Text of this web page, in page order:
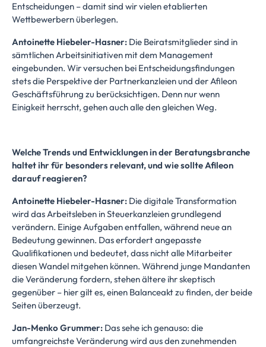
Entscheidungen – damit sind wir vielen etablierten
Wettbewerbern überlegen.
Antoinette Hiebeler-Hasner: Die Beiratsmitglieder sind in
sämtlichen Arbeitsinitiativen mit dem Management
eingebunden. Wir versuchen bei Entscheidungsfindungen
stets die Perspektive der Partnerkanzleien und der Afileon
Geschäftsführung zu berücksichtigen. Denn nur wenn
Einigkeit herrscht, gehen auch alle den gleichen Weg.
Welche Trends und Entwicklungen in der Beratungsbranche
haltet ihr für besonders relevant, und wie sollte Afileon
darauf reagieren?
Antoinette Hiebeler-Hasner: Die digitale Transformation
wird das Arbeitsleben in Steuerkanzleien grundlegend
verändern. Einige Aufgaben entfallen, während neue an
Bedeutung gewinnen. Das erfordert angepasste
Qualifikationen und bedeutet, dass nicht alle Mitarbeiter
diesen Wandel mitgehen können. Während junge Mandanten
die Veränderung fordern, stehen ältere ihr skeptisch
gegenüber – hier gilt es, einen Balanceakt zu finden, der beide
Seiten überzeugt.
Jan-Menko Grummer: Das sehe ich genauso: die
umfangreichste Veränderung wird aus den zunehmenden